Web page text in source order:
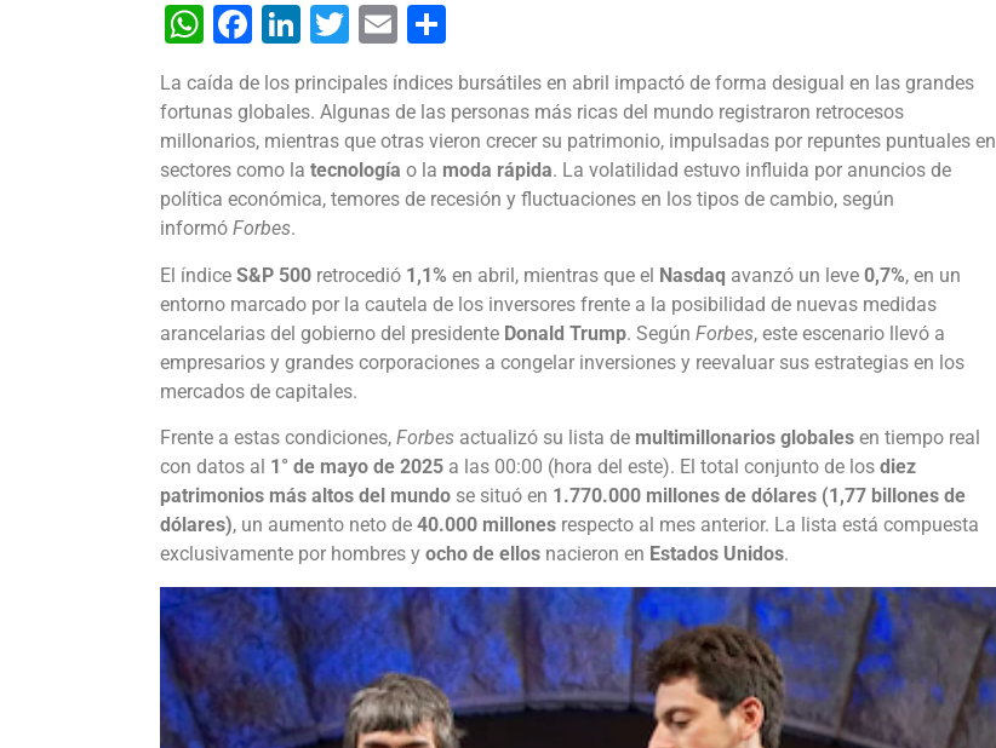
WhatsApp
Facebook
LinkedIn
TwitterEmail
La caída de los principales índices bursátiles en abril impactó de forma desigual en las grandes
fortunas globales. Algunas de las personas más ricas del mundo registraron retrocesos
millonarios, mientras que otras vieron crecer su patrimonio, impulsadas por repuntes puntuales en
sectores como la tecnología o la moda rápida. La volatilidad estuvo influida por anuncios de
política económica, temores de recesión y fluctuaciones en los tipos de cambio, según
informó Forbes.
El índice S&P 500 retrocedió 1,1% en abril, mientras que el Nasdaq avanzó un leve 0,7%, en un
entorno marcado por la cautela de los inversores frente a la posibilidad de nuevas medidas
arancelarias del gobierno del presidente Donald Trump. Según Forbes, este escenario llevó a
empresarios y grandes corporaciones a congelar inversiones y reevaluar sus estrategias en los
mercados de capitales.
Frente a estas condiciones, Forbes actualizó su lista de multimillonarios globales en tiempo real
con datos al 1° de mayo de 2025 a las 00:00 (hora del este). El total conjunto de los diez
patrimonios más altos del mundo se situó en 1.770.000 millones de dólares (1,77 billones de
dólares), un aumento neto de 40.000 millones respecto al mes anterior. La lista está compuesta
exclusivamente por hombres y ocho de ellos nacieron en Estados Unidos.